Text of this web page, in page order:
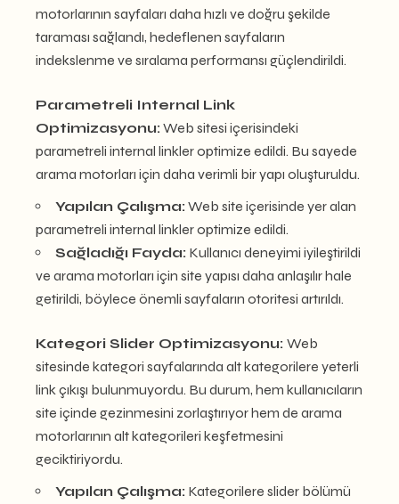
motorlarının sayfaları daha hızlı ve doğru şekilde
taraması sağlandı, hedeflenen sayfaların
indekslenme ve sıralama performansı güçlendirildi.
Parametreli Internal Link
Optimizasyonu: Web sitesi içerisindeki
parametreli internal linkler optimize edildi. Bu sayede
arama motorları için daha verimli bir yapı oluşturuldu.
Yapılan Çalışma: Web site içerisinde yer alan
parametreli internal linkler optimize edildi.
Sağladığı Fayda: Kullanıcı deneyimi iyileştirildi
ve arama motorları için site yapısı daha anlaşılır hale
getirildi, böylece önemli sayfaların otoritesi artırıldı.
Kategori Slider Optimizasyonu:Web
sitesinde kategori sayfalarında alt kategorilere yeterli
link çıkışı bulunmuyordu. Bu durum, hem kullanıcıların
site içinde gezinmesini zorlaştırıyor hem de arama
motorlarının alt kategorileri keşfetmesini
geciktiriyordu.
Yapılan Çalışma: Kategorilere slider bölümü